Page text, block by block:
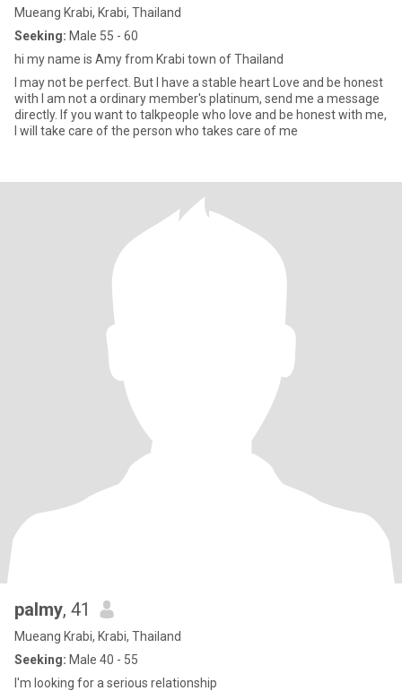
Mueang Krabi, Krabi, Thailand
Seeking: Male 55 - 60
hi my name is Amy from Krabi town of Thailand
I may not be perfect. But I have a stable heart Love and be honest
with I am not a ordinary member's platinum, send me a message
directly. If you want to talkpeople who love and be honest with me,
I will take care of the person who takes care of me
palmy, 41
Mueang Krabi, Krabi, Thailand
Seeking: Male 40 - 55
I'm looking for a serious relationship